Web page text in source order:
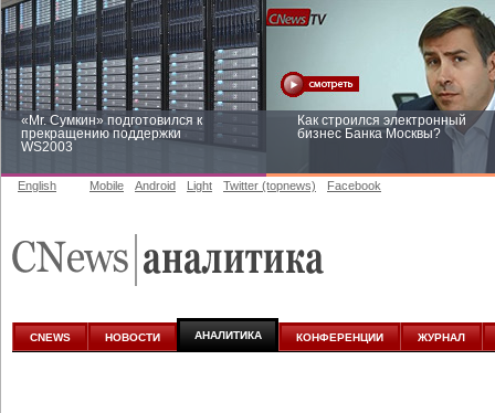
«Mr. Сумкин» подготовился к
прекращению поддержки
WS2003
Как строился электронный
бизнес Банка Москвы?
аналитике
English Mobile Android Light Twitter (topnews) Facebook
CNEWS НОВОСТИ АНАЛИТИКА КОНФЕРЕНЦИИ ЖУРНАЛ